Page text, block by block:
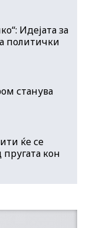
Идејата за
политички
станува
ќе се
пругата кон